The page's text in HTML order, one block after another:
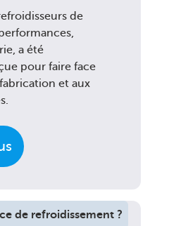
de
a été
pour faire face
et aux
de refroidissement ?